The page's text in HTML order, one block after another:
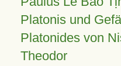
Platonis und
Platonides von
Theodor